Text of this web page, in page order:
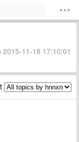
11-18 17:10:01